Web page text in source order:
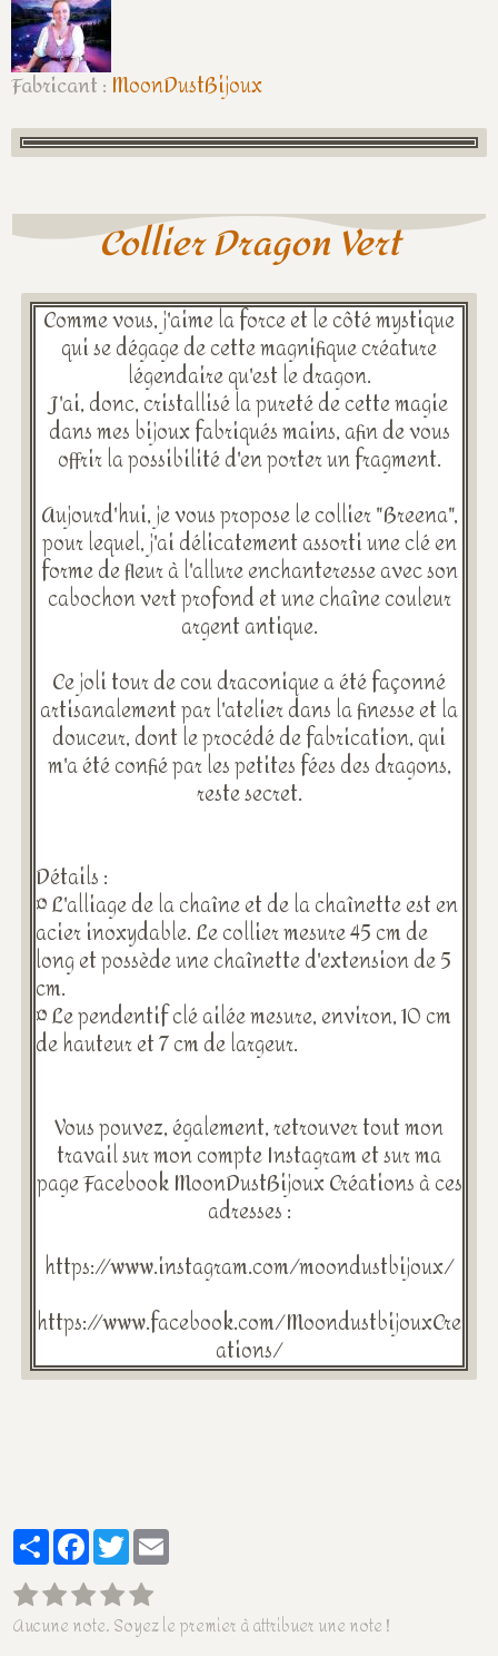
Fabricant : MoonDustBijoux
Collier Dragon Vert
Comme vous, j'aime la force et le côté mystique
qui se dégage de cette magnifique créature
légendaire qu'est le dragon.
J'ai, donc, cristallisé la pureté de cette magie
dans mes bijoux fabriqués mains, afin de vous
offrir la possibilité d'en porter un fragment.
Aujourd'hui, je vous propose le collier "Breena",
pour lequel, j'ai délicatement assorti une clé en
forme de fleur à l'allure enchanteresse avec son
cabochon vert profond et une chaîne couleur
argent antique.
Ce joli tour de cou draconique a été façonné
artisanalement par l'atelier dans la finesse et la
douceur, dont le procédé de fabrication, qui
m'a été confié par les petites fées des dragons,
reste secret.
Détails :
¤ L'alliage de la chaîne et de la chaînette est en
acier inoxydable. Le collier mesure 45 cm de
long et possède une chaînette d'extension de 5
cm.
¤ Le pendentif clé ailée mesure, environ, 10 cm
de hauteur et 7 cm de largeur.
Vous pouvez, également, retrouver tout mon
travail sur mon compte Instagram et sur ma
page Facebook MoonDustBijoux Créations à ces
adresses :
https://www.instagram.com/moondustbijoux/
https://www.facebook.com/MoondustbijouxCre
ations/
PartagerFacebook
Twitter
Aucune note. Soyez le premier à attribuer une note !